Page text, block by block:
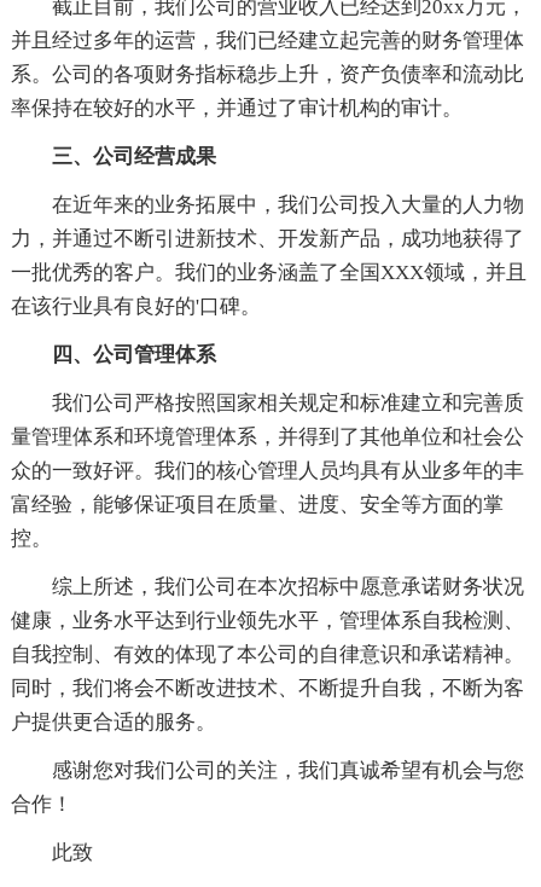
截止目前，我们公司的营业收入已经达到20xx万元，
并且经过多年的运营，我们已经建立起完善的财务管理体
系。公司的各项财务指标稳步上升，资产负债率和流动比
率保持在较好的水平，并通过了审计机构的审计。
三、公司经营成果
在近年来的业务拓展中，我们公司投入大量的人力物
力，并通过不断引进新技术、开发新产品，成功地获得了
一批优秀的客户。我们的业务涵盖了全国XXX领域，并且
在该行业具有良好的'口碑。
四、公司管理体系
我们公司严格按照国家相关规定和标准建立和完善质
量管理体系和环境管理体系，并得到了其他单位和社会公
众的一致好评。我们的核心管理人员均具有从业多年的丰
富经验，能够保证项目在质量、进度、安全等方面的掌
控。
综上所述，我们公司在本次招标中愿意承诺财务状况
健康，业务水平达到行业领先水平，管理体系自我检测、
自我控制、有效的体现了本公司的自律意识和承诺精神。
同时，我们将会不断改进技术、不断提升自我，不断为客
户提供更合适的服务。
感谢您对我们公司的关注，我们真诚希望有机会与您
合作！
此致